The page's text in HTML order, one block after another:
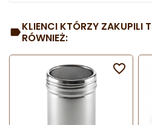
KLIENCI KTÓRZY ZAKUPILI
RÓWNIEŻ:
